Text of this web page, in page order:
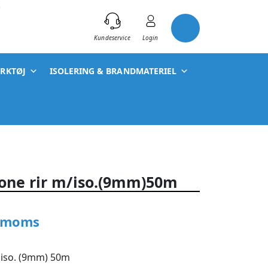
Kundeservice Login
ISOLERING & BRANDMATERIEL
rir m/iso.(9mm)50m
(9mm) 50m